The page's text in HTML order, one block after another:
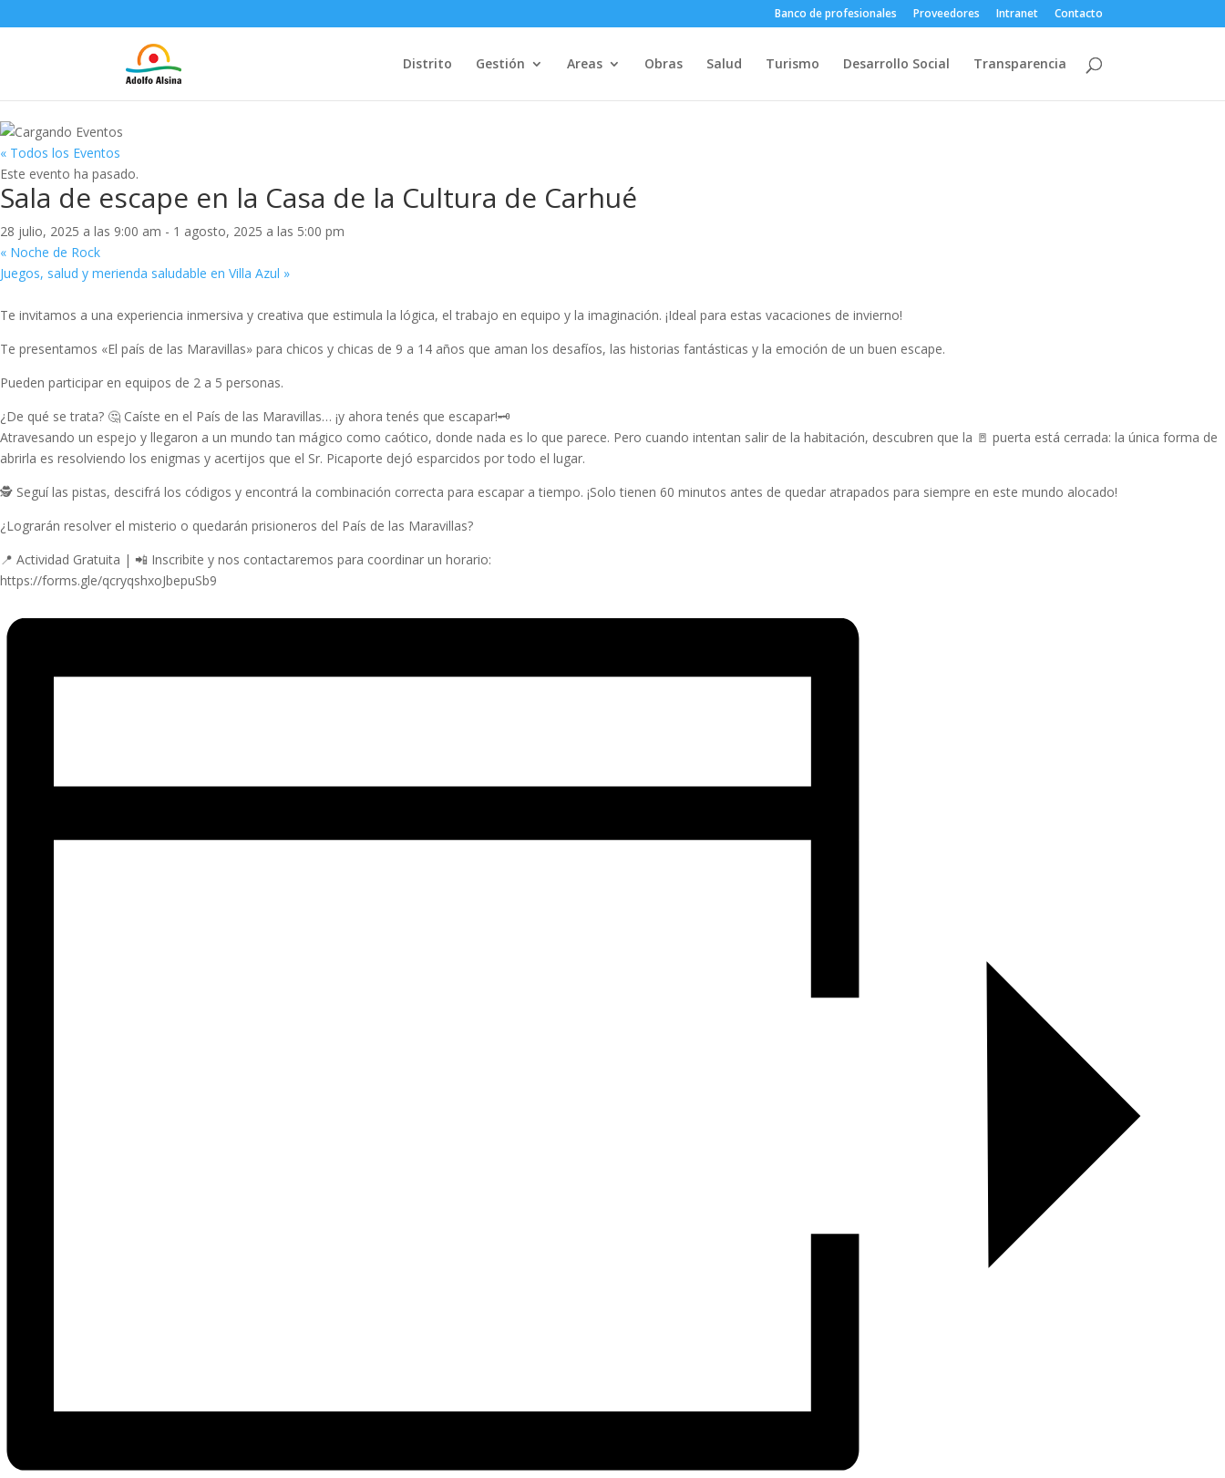
Banco de profesionales Proveedores Intranet Contacto
Distrito Gestión Areas Obras Salud Turismo Desarrollo Social Transparencia
« Todos los Eventos
Este evento ha pasado.
Sala de escape en la Casa de la Cultura de Carhué
28 julio, 2025 a las 9:00 am - 1 agosto, 2025 a las 5:00 pm
« Noche de Rock
Juegos, salud y merienda saludable en Villa Azul »
Te invitamos a una experiencia inmersiva y creativa que estimula la lógica, el trabajo en equipo y la imaginación. ¡Ideal para estas vacaciones de invierno!
Te presentamos «El país de las Maravillas» para chicos y chicas de 9 a 14 años que aman los desafíos, las historias fantásticas y la emoción de un buen escape.
Pueden participar en equipos de 2 a 5 personas.
¿De qué se trata? 🤔 Caíste en el País de las Maravillas… ¡y ahora tenés que escapar!🗝️
Atravesando un espejo y llegaron a un mundo tan mágico como caótico, donde nada es lo que parece. Pero cuando intentan salir de la habitación, descubren que la 🚪 puerta está cerrada: la única forma de
abrirla es resolviendo los enigmas y acertijos que el Sr. Picaporte dejó esparcidos por todo el lugar.
🕵️ Seguí las pistas, descifrá los códigos y encontrá la combinación correcta para escapar a tiempo. ¡Solo tienen 60 minutos antes de quedar atrapados para siempre en este mundo alocado!
¿Lograrán resolver el misterio o quedarán prisioneros del País de las Maravillas?
📍 Actividad Gratuita | 📲 Inscribite y nos contactaremos para coordinar un horario:
https://forms.gle/qcryqshxoJbepuSb9